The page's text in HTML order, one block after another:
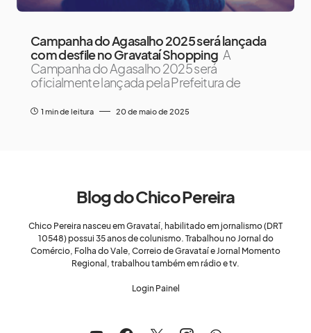
Campanha do Agasalho 2025 será lançada
com desfile no Gravataí Shopping A
Campanha do Agasalho 2025 será
oficialmente lançada pela Prefeitura de
1 min de leitura 20 de maio de 2025
Blog do Chico Pereira
Chico Pereira nasceu em Gravataí, habilitado em jornalismo (DRT
10548) possui 35 anos de colunismo. Trabalhou no Jornal do
Comércio, Folha do Vale, Correio de Gravataí e Jornal Momento
Regional, trabalhou também em rádio e tv.
Login Painel